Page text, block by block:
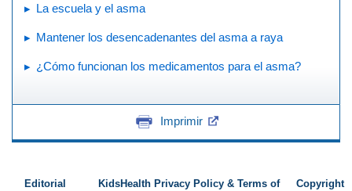
La escuela y el asma
Mantener los desencadenantes del asma a raya
¿Cómo funcionan los medicamentos para el asma?
Imprimir
Editorial
KidsHealth Privacy Policy & Terms of
Copyright